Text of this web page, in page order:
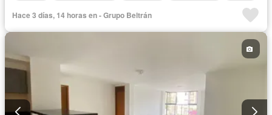
Hace 3 días, 14 horas en - Grupo Beltrán